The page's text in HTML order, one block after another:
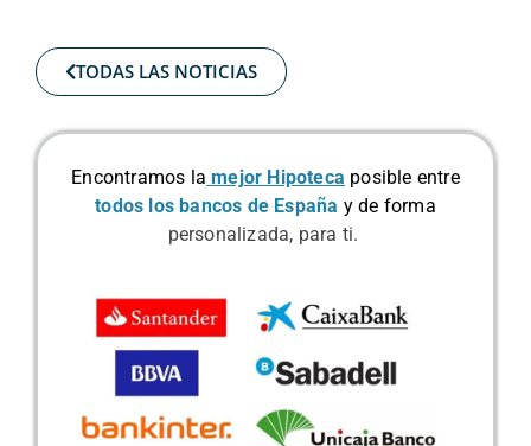
TODAS LAS NOTICIAS
Encontramos la mejor Hipoteca posible entre
todos los bancos de España y de forma
personalizada, para ti.